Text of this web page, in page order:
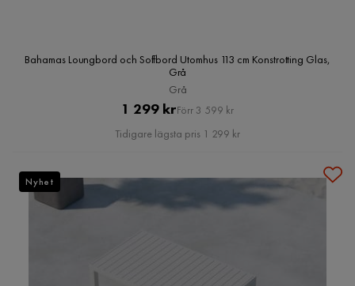
Bahamas Loungbord och Soffbord Utomhus 113 cm Konstrotting Glas,
Grå
Grå
Pris
1 299 krOriginal
Pris
Förr 3 599 kr
Tidigare lägsta pris 1 299 kr
Nyhet